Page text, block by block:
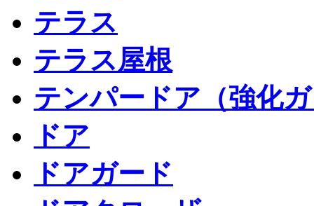
テラス
テラス屋根
テンパードア（強化
ドア
ドアガード